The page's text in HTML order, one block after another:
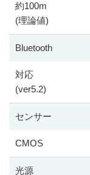
約100m
(理論値)
Bluetooth
対応
(ver5.2)
センサー
CMOS
光源